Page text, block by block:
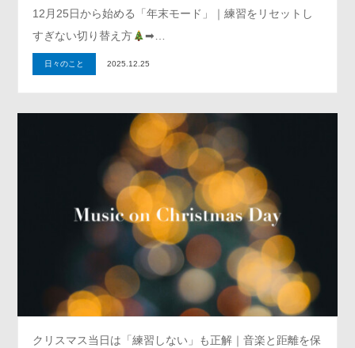
12月25日から始める「年末モード」｜練習をリセットし
すぎない切り替え方
➡…
日々のこと 2025.12.25
クリスマス当日は「練習しない」も正解｜音楽と距離を保